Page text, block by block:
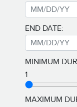
END DATE:
MINIMUM
1
MAXIMUM